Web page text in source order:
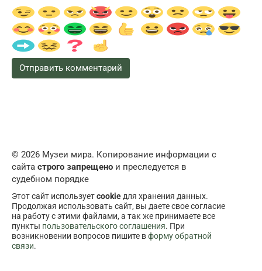
© 2026 Музеи мира. Копирование информации с
сайта строго запрещено и преследуется в
судебном порядке
Этот сайт используетcookie для хранения данных.
Продолжая использовать сайт, вы даете свое согласие
на работу с этими файлами, а так же принимаете все
пункты пользовательского соглашения. При
возникновении вопросов пишите вформу обратной
связи.